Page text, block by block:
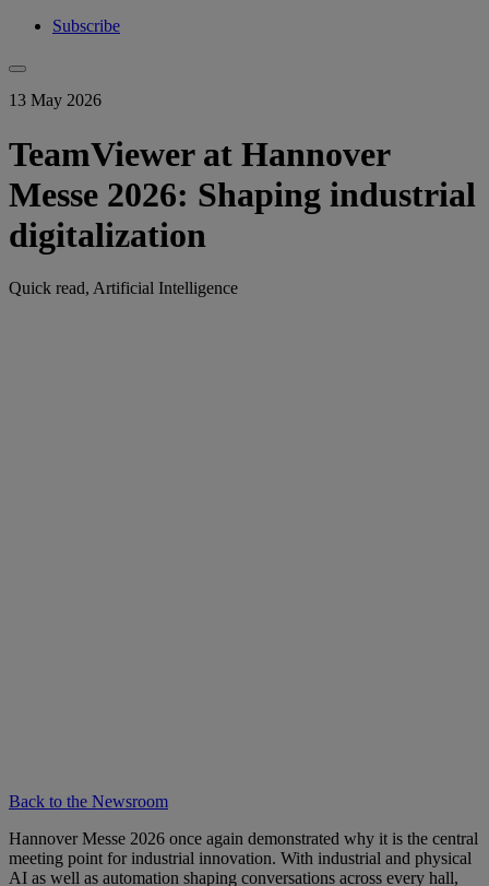
Subscribe
13 May 2026
TeamViewer at Hannover
Messe 2026: Shaping industrial
digitalization
Quick read, Artificial Intelligence
Back to the Newsroom
Hannover Messe 2026 once again demonstrated why it is the central
meeting point for industrial innovation. With industrial and physical
AI as well as automation shaping conversations across every hall,